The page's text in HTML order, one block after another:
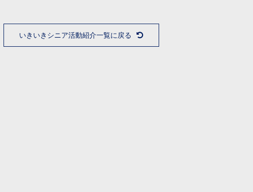
いきいきシニア活動紹介一覧に戻る